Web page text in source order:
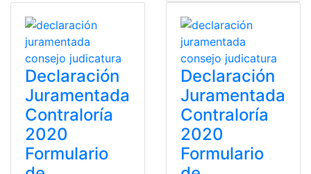
Declaración
Juramentada
Contraloría
2020
Formulario
Declaración
Juramentada
Contraloría
2020
Formulario